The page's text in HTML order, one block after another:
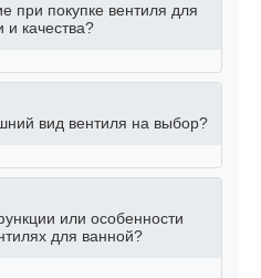
при покупке вентиля для
и качества?
вид вентиля на выбор?
или особенности
для ванной?